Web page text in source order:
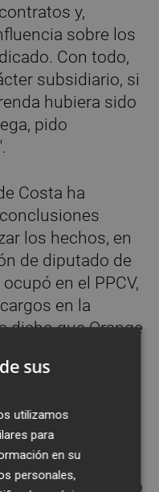
y,
sobre los
Con todo,
subsidiario, si
hubiera sido
pido
Costa ha
los hechos, en
de diputado de
en el PPCV,
en la
dicho que Orange
que la relación
Pérez se
en el
proveedor y
Costa se pagó
sus
utilizamos
para
en su
personales,